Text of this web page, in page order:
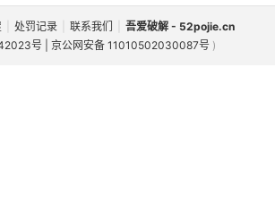
处罚记录 联系我们
吾爱破解 - 52pojie.cn
号 | 京公网安备 11010502030087号 )